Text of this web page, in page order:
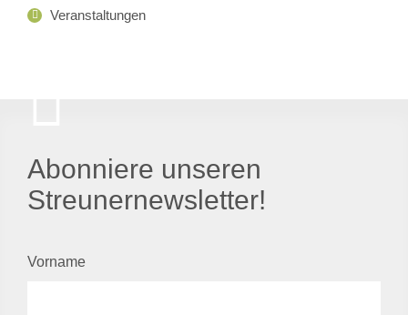
Veranstaltungen
Abonniere unseren
Streunernewsletter!
Vorname